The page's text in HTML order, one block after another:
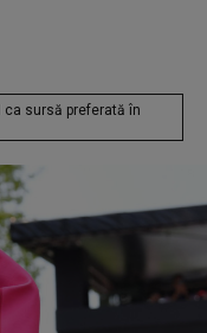
ca sursă preferată în